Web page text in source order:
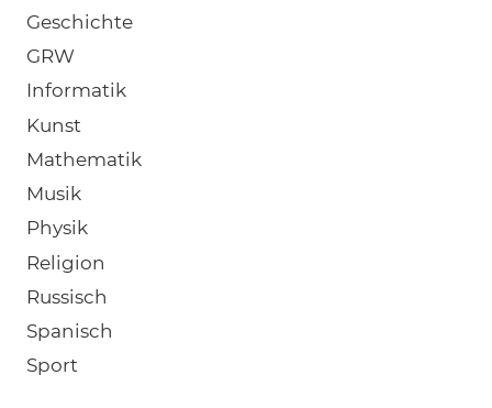
Geschichte
GRW
Informatik
Kunst
Mathematik
Musik
Physik
Religion
Russisch
Spanisch
Sport